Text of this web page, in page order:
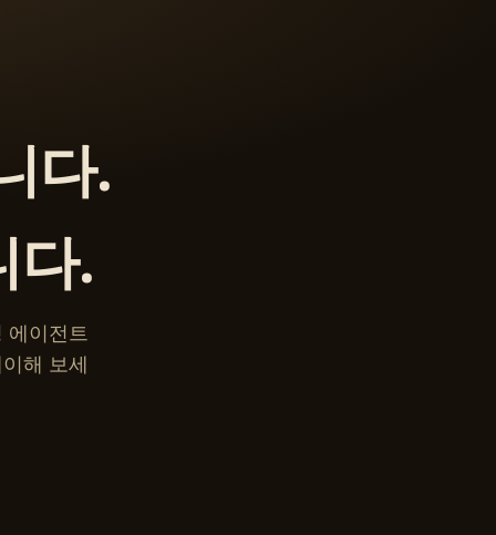
다.
다.
에이전트
해 보세